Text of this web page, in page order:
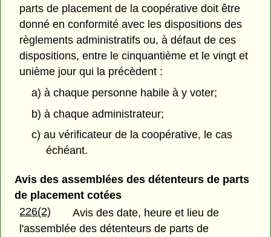
parts de placement de la coopérative doit être
donné en conformité avec les dispositions des
règlements administratifs ou, à défaut de ces
dispositions, entre le cinquantième et le vingt et
unième jour qui la précèdent :
a) à chaque personne habile à y voter;
b) à chaque administrateur;
c) au vérificateur de la coopérative, le cas
échéant.
Avis des assemblées des détenteurs de parts
de placement cotées
226(2)
Avis des date, heure et lieu de
l'assemblée des détenteurs de parts de